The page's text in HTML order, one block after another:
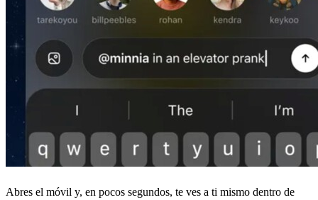
Abres el móvil y, en pocos segundos, te ves a ti mismo dentro de